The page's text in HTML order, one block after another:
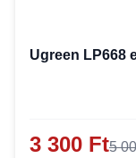
Ugreen LP668
3 300 Ft5